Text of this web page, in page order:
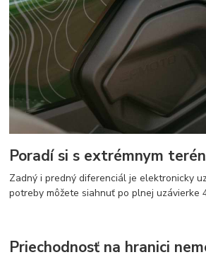
Poradí si s extrémnym
Zadný i predný diferenciál je elektronicky
potreby môžete siahnuť po plnej uzávierke
Priechodnosť na hranici